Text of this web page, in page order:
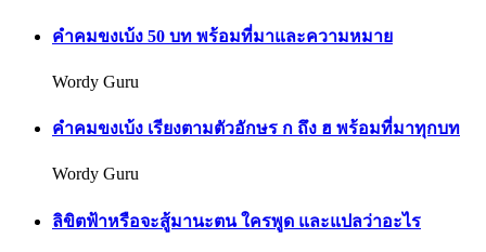
คำคมขงเบ้ง 50 บท พร้อมที่มาและความหมาย
Wordy Guru
คำคมขงเบ้ง เรียงตามตัวอักษร ก ถึง ฮ พร้อมที่มาทุกบท
Wordy Guru
ลิขิตฟ้าหรือจะสู้มานะตน ใครพูด และแปลว่าอะไร